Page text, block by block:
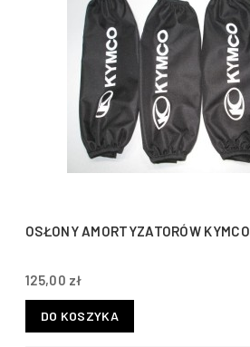
OSŁONY AMORTYZATORÓW KYMCO
125,00 zł
DO KOSZYKA